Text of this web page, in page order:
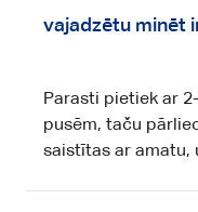
vajadzētu minēt
Parasti pietiek ar
pusēm, taču
saistītas ar amatu,